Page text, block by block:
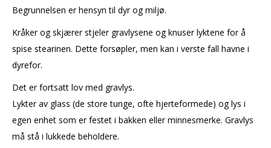
Begrunnelsen er hensyn til dyr og miljø.
Kråker og skjærer stjeler gravlysene og knuser lyktene for å
spise stearinen. Dette forsøpler, men kan i verste fall havne i
dyrefor.
Det er fortsatt lov med gravlys.
Lykter av glass (de store tunge, ofte hjerteformede) og lys i
egen enhet som er festet i bakken eller minnesmerke. Gravlys
må stå i lukkede beholdere.